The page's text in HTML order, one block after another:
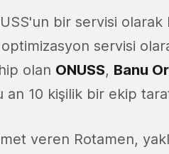
bir servisi olarak
servisi
olan ONUSS, Banu
10 kişilik bir ekip
veren Rotamen,